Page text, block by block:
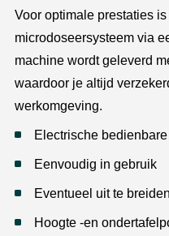
Voor optimale prestaties
microdoseersysteem via
machine wordt geleverd
waardoor je altijd
werkomgeving.
Electrische
Eenvoudig in gebruik
Eventueel uit te
Hoogte -en